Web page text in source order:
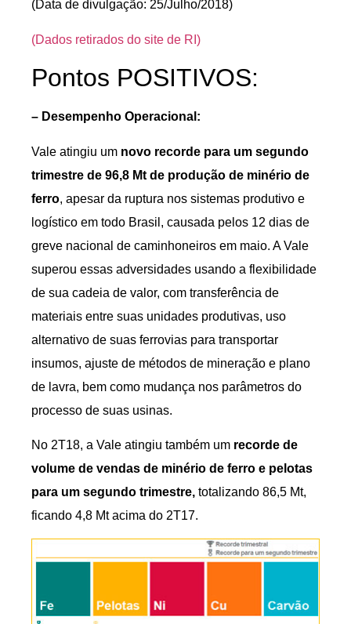
(Data de divulgação: 25/Julho/2018)
(Dados retirados do site de RI)
Pontos POSITIVOS:
– Desempenho Operacional:
Vale atingiu um novo recorde para um segundo
trimestre de 96,8 Mt de produção de minério de
ferro, apesar da ruptura nos sistemas produtivo e
logístico em todo Brasil, causada pelos 12 dias de
greve nacional de caminhoneiros em maio. A Vale
superou essas adversidades usando a flexibilidade
de sua cadeia de valor, com transferência de
materiais entre suas unidades produtivas, uso
alternativo de suas ferrovias para transportar
insumos, ajuste de métodos de mineração e plano
de lavra, bem como mudança nos parâmetros do
processo de suas usinas.
No 2T18, a Vale atingiu também um recorde de
volume de vendas de minério de ferro e pelotas
para um segundo trimestre, totalizando 86,5 Mt,
ficando 4,8 Mt acima do 2T17.